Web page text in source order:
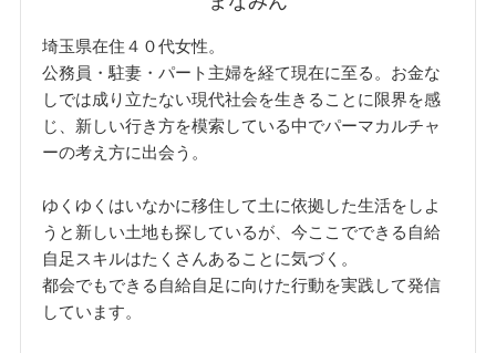
埼玉県在住４０代女性。
公務員・駐妻・パート主婦を経て現在に至る。お金な
しでは成り立たない現代社会を生きることに限界を感
じ、新しい行き方を模索している中でパーマカルチャ
ーの考え方に出会う。
ゆくゆくはいなかに移住して土に依拠した生活をしよ
うと新しい土地も探しているが、今ここでできる自給
自足スキルはたくさんあることに気づく。
都会でもできる自給自足に向けた行動を実践して発信
しています。